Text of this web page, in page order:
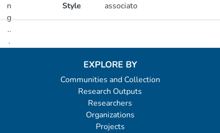
n
g
..
.
Style
associato
EXPLORE BY
Communities and Collection
Research Outputs
Researchers
Organizations
Projects